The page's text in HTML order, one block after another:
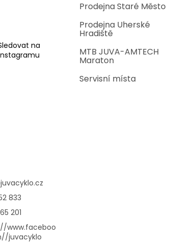
na
Prodejna Staré Město
Prodejna Uherské
Hradiště
MTB JUVA-AMTECH
Maraton
Servisní místa
juvacyklo.cz
833
201
www.faceboo
juvacyklo